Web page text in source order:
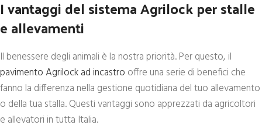
I vantaggi del sistema Agrilock per stalle
e allevamenti
Il benessere degli animali è la nostra priorità. Per questo, il
pavimento Agrilock ad incastro offre una serie di benefici che
fanno la differenza nella gestione quotidiana del tuo allevamento
o della tua stalla. Questi vantaggi sono apprezzati da agricoltori
e allevatori in tutta Italia.